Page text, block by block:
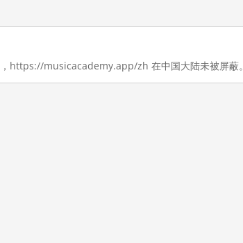
https://musicacademy.app/zh 在中国大陆未被屏蔽。